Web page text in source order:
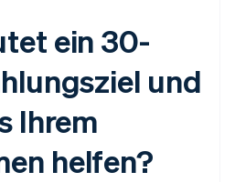
ein 30-
und
Ihrem
helfen?